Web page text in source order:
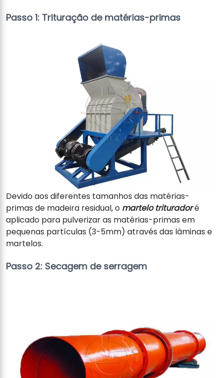
Passo 1: Trituração de matérias-primas
Devido aos diferentes tamanhos das matérias-
primas de madeira residual, o martelo trituradoré
aplicado para pulverizar as matérias-primas em
pequenas partículas (3-5mm) através das lâminas e
martelos.
Passo 2: Secagem de serragem